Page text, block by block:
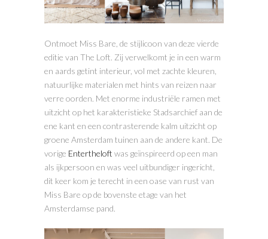
Ontmoet Miss Bare, de stijlicoon van deze vierde
editie van The Loft. Zij verwelkomt je in een warm
en aards getint interieur, vol met zachte kleuren,
natuurlijke materialen met hints van reizen naar
verre oorden. Met enorme industriële ramen met
uitzicht op het karakteristieke Stadsarchief aan de
ene kant en een contrasterende kalm uitzicht op
groene Amsterdam tuinen aan de andere kant. De
vorige Entertheloft was geïnspireerd op een man
als ijkpersoon en was veel uitbundiger ingericht,
dit keer kom je terecht in een oase van rust van
Miss Bare op de bovenste etage van het
Amsterdamse pand.